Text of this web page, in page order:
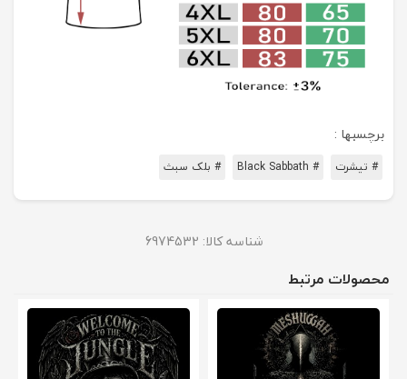
برچسبها :
# تیشرت # Black Sabbath # بلک سبث
شناسه کالا: 6974532
محصولات مرتبط